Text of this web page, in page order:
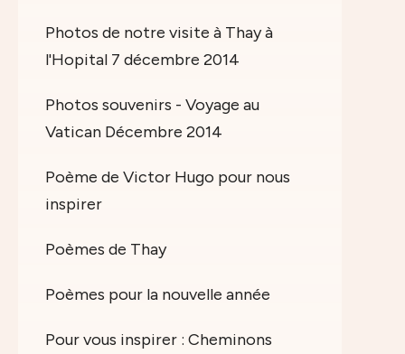
Photos de notre visite à Thay à
l'Hopital 7 décembre 2014
Photos souvenirs - Voyage au
Vatican Décembre 2014
Poème de Victor Hugo pour nous
inspirer
Poèmes de Thay
Poèmes pour la nouvelle année
Pour vous inspirer : Cheminons